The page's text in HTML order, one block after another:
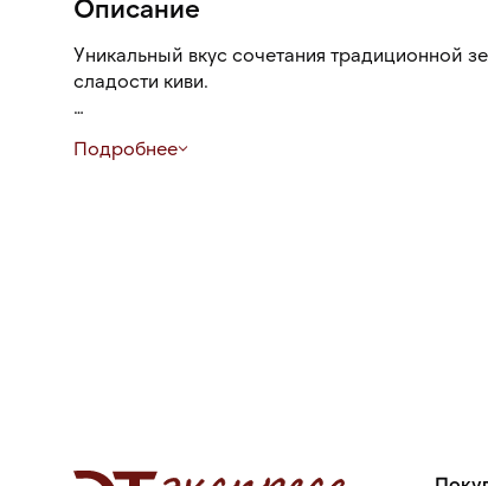
Описание
Уникальный вкус сочетания традиционной
сладости киви.
лимонадов, коктейлей, соков и морсов.
Подробнее